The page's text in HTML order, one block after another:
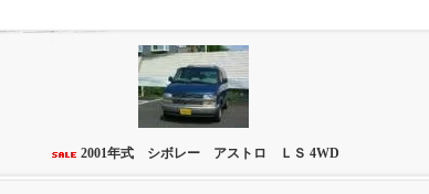
2001年式 シボレー アストロ ＬＳ 4WD